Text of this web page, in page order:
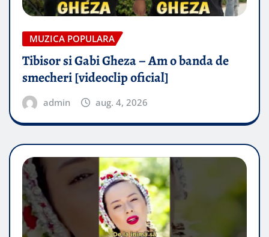
MUZICA POPULARA
Tibisor si Gabi Gheza – Am o banda de
smecheri [videoclip oficial]
admin aug. 4, 2026